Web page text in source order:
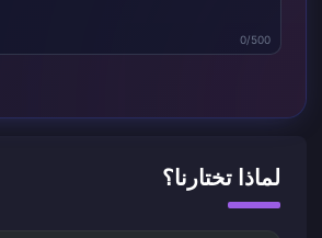
0/500
لماذا تختارنا؟